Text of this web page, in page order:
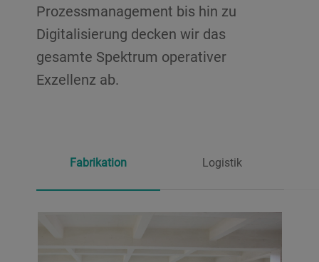
Prozessmanagement bis hin zu
Digitalisierung decken wir das
gesamte Spektrum operativer
Exzellenz ab.
Fabrikation Logistik